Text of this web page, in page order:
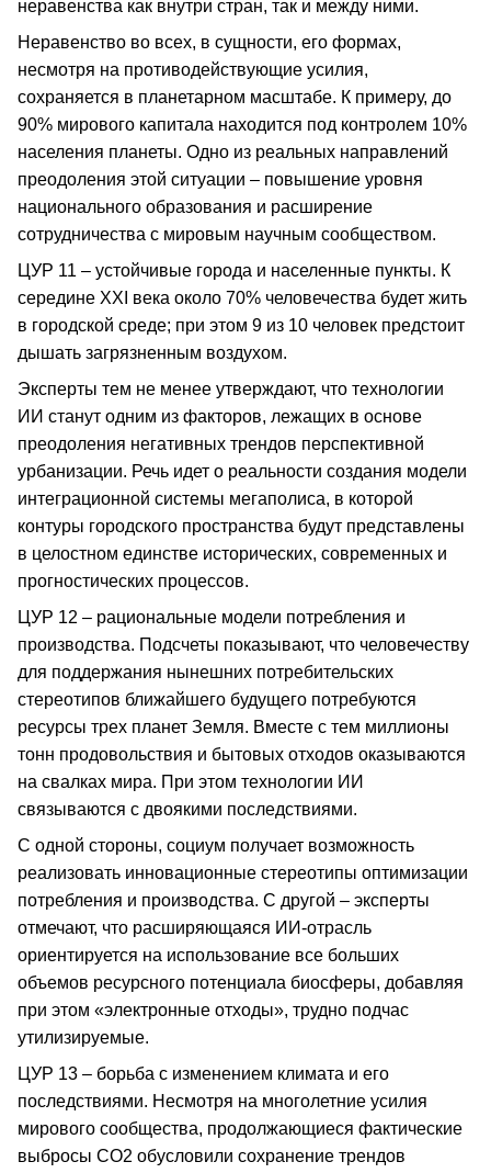
неравенства как внутри стран, так и между ними.
Неравенство во всех, в сущности, его формах,
несмотря на противодействующие усилия,
сохраняется в планетарном масштабе. К примеру, до
90% мирового капитала находится под контролем 10%
населения планеты. Одно из реальных направлений
преодоления этой ситуации – повышение уровня
национального образования и расширение
сотрудничества с мировым научным сообществом.
ЦУР 11 – устойчивые города и населенные пункты. К
середине ХХI века около 70% человечества будет жить
в городской среде; при этом 9 из 10 человек предстоит
дышать загрязненным воздухом.
Эксперты тем не менее утверждают, что технологии
ИИ станут одним из факторов, лежащих в основе
преодоления негативных трендов перспективной
урбанизации. Речь идет о реальности создания модели
интеграционной системы мегаполиса, в которой
контуры городского пространства будут представлены
в целостном единстве исторических, современных и
прогностических процессов.
ЦУР 12 – рациональные модели потребления и
производства. Подсчеты показывают, что человечеству
для поддержания нынешних потребительских
стереотипов ближайшего будущего потребуются
ресурсы трех планет Земля. Вместе с тем миллионы
тонн продовольствия и бытовых отходов оказываются
на свалках мира. При этом технологии ИИ
связываются с двоякими последствиями.
С одной стороны, социум получает возможность
реализовать инновационные стереотипы оптимизации
потребления и производства. С другой – эксперты
отмечают, что расширяющаяся ИИ-отрасль
ориентируется на использование все больших
объемов ресурсного потенциала биосферы, добавляя
при этом «электронные отходы», трудно подчас
утилизируемые.
ЦУР 13 – борьба с изменением климата и его
последствиями. Несмотря на многолетние усилия
мирового сообщества, продолжающиеся фактические
выбросы СО2 обусловили сохранение трендов